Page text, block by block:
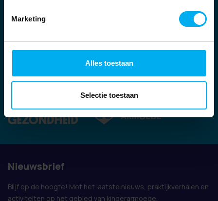
Marketing
Alles toestaan
Selectie toestaan
Ook vertegenwoordigd door:
Nieuwsbrief
Blijf op de hoogte! Met het laatste nieuws, praktijkverhalen en
activiteiten op het gebied van kinderarmoede.